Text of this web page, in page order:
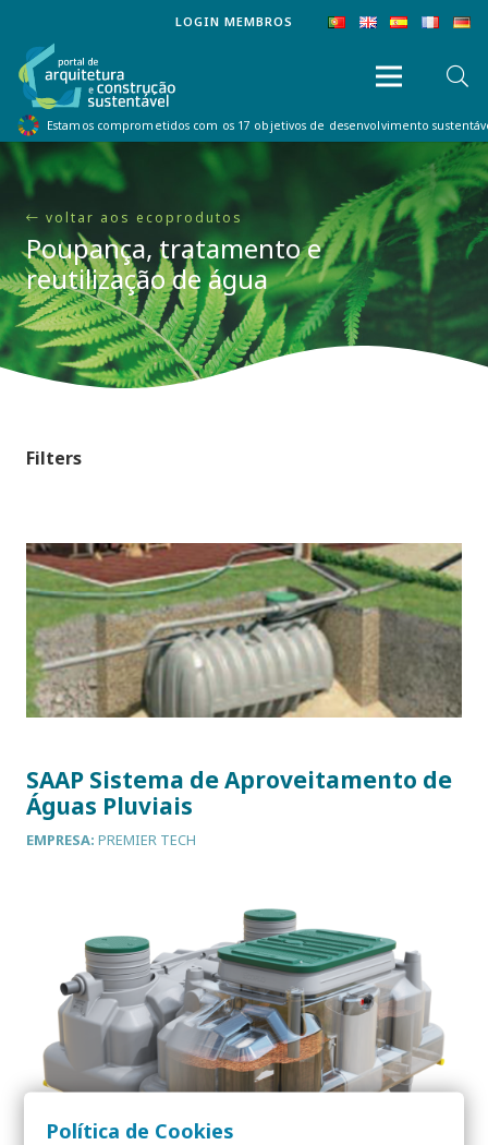
LOGIN MEMBROS
Estamos comprometidos com os 17 objetivos de desenvolvimento
voltar aos ecoprodutos
Poupança, tratamento e
reutilização de água
Filters
SAAP Sistema de Aproveitamento de
Águas Pluviais
EMPRESA: PREMIER TECH
Política de Cookies